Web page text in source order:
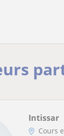
Intissar
Cours